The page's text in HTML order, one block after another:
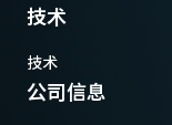
技术
技术
公司信息